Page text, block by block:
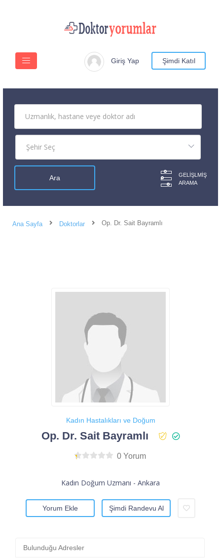
Giriş Yap Şimdi Katıl
GELIŞLMIŞ
ARAMA
Ana Sayfa Doktorlar Op. Dr. Sait Bayramlı
Kadın Hastalıkları ve Doğum
Op. Dr. Sait Bayramlı
0 Yorum
Kadın Doğum Uzmanı - Ankara
Yorum Ekle Şimdi Randevu Al
Bulunduğu Adresler